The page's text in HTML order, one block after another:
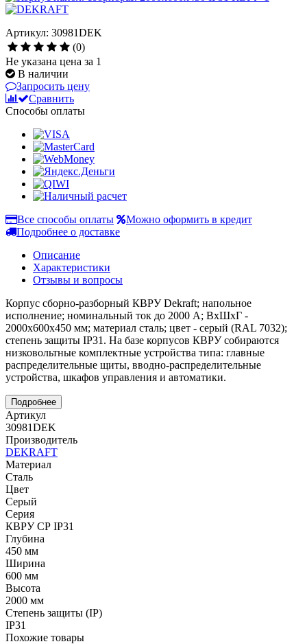
Артикул: 30981DEK
(0)
Не указана цена за 1
В наличии
Запросить цену
Сравнить
Способы оплаты
Все способы оплаты
Можно оформить в кредит
Подробнее о доставке
Описание
Характеристики
Отзывы и вопросы
Корпус сборно-разборный КВРУ Dekraft; напольное
исполнение; номинальный ток до 2000 А; ВхШхГ -
2000x600x450 мм; материал сталь; цвет - серый (RAL 7032);
степень защиты IP31. На базе корпусов КВРУ собираются
низковольтные комплектные устройства типа: главные
распределительные щиты, вводно-распределительные
устройства, шкафов управления и автоматики.
Подробнее
Артикул
30981DEK
Производитель
DEKRAFT
Материал
Сталь
Цвет
Серый
Серия
КВРУ СР IP31
Глубина
450 мм
Ширина
600 мм
Высота
2000 мм
Степень защиты (IP)
IP31
Похожие товары